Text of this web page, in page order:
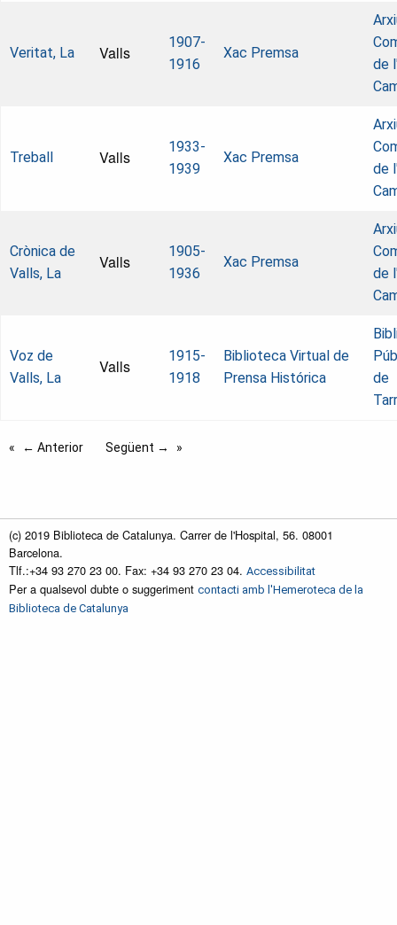
Veritat, La Valls
1907-
1916
Xac Premsa
de
Treball Valls
1933-
1939
Xac Premsa
de
Crònica de
Valls, La
Valls
1905-
1936
Xac Premsa
de
Voz de
Valls, La
Valls
1915-
1918
Biblioteca Virtual de
Prensa Histórica
de
← Anterior Següent →
(c) 2019 Biblioteca de Catalunya. Carrer de l'Hospital, 56. 08001
Barcelona.
Tlf.:+34 93 270 23 00. Fax: +34 93 270 23 04. Accessibilitat
Per a qualsevol dubte o suggeriment contacti amb l'Hemeroteca de la
Biblioteca de Catalunya